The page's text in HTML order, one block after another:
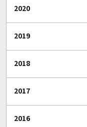
2020
2019
2018
2017
2016